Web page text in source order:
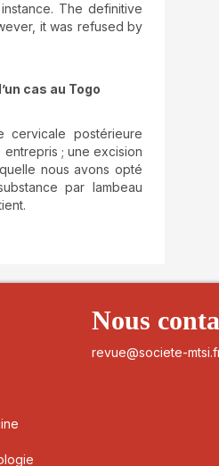
The definitive
it was refused by
cas au Togo
cervicale postérieure
; une excision
nous avons opté
par lambeau
Nous
revue@societe-